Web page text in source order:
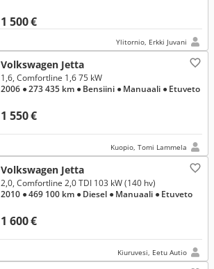
1 500 €
Ylitornio, Erkki Juvani
Volkswagen Jetta
1 550 €
1,6, Comfortline 1,6 75 kW
2006 ● 273 435 km ● Bensiini ● Manuaali ● Etuveto
Kuopio, Tomi Lammela
Volkswagen Jetta
1 600 €
2,0, Comfortline 2,0 TDI 103 kW (140 hv)
2010 ● 469 100 km ● Diesel ● Manuaali ● Etuveto
Kiuruvesi, Eetu Autio